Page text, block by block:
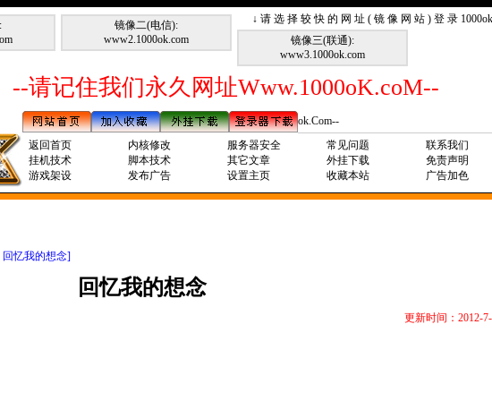
↓ 请 选 择 较 快 的 网 址 ( 镜 像 网 站 ) 登 录
镜像二(电信):
www2.1000ok.com
镜像三(联通):
www3.1000ok.com
--请记住我们永久网址Www.1000oK.coM--
--请记住我们永久网址Www.1000ok.Com--
返回首页
内核修改 服务器安全 常见问题
联系我们
挂机技术
脚本技术 其它文章 外挂下载
免责声明
游戏架设
发布广告 设置主页 收藏本站 广告加色
忆我的想念]
回忆我的想念
更新时间：2012-